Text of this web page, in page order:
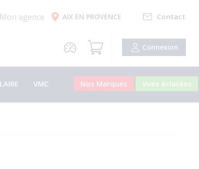
Mon agence AIX EN PROVENCE Contact
Connexion
VMC Nos Marques Vues éclatées